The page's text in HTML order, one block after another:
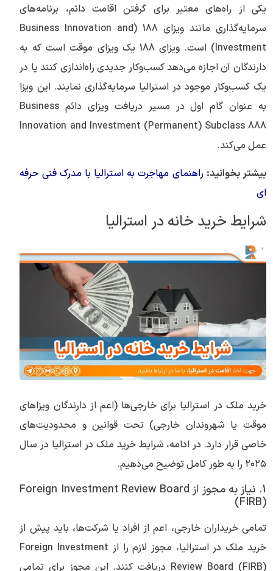
یکی از راه‌های معتبر برای گرفتن اقامت دائم، برنامه‌های
سرمایه‌گذاری مانند ویزای 188 (Business Innovation and
Investment) است. ویزای 188 یک ویزای موقت است که به
دارندگان آن اجازه می‌دهد کسب‌وکار جدیدی راه‌اندازی کنند یا در
یک کسب‌وکار موجود در استرالیا سرمایه‌گذاری نمایند. این ویزا
به عنوان گام اول در مسیر دریافت ویزای دائم Business
Innovation and Investment (Permanent) Subclass 888
عمل می‌کند.
بیشتر بخوانید: راهنمای مهاجرت به استرالیا با مدرک فنی حرفه
ای
شرایط خرید خانه در استرالیا
خرید ملک در استرالیا برای خارجی‌ها (اعم از دارندگان ویزاهای
موقت یا شهروندان خارجی) تحت قوانین و محدودیت‌های
خاصی قرار دارد. در ادامه، شرایط خرید ملک در استرالیا در سال
۲۰۲۵ را به طور کامل توضیح می‌دهیم.
1. نیاز به مجوز از Foreign Investment Review Board
(FIRB)
تمامی خریداران خارجی، اعم از افراد یا شرکت‌ها، باید پیش از
خرید ملک در استرالیا، مجوز لازم را از Foreign Investment
Review Board (FIRB) دریافت کنند. این مجوز برای تمامی